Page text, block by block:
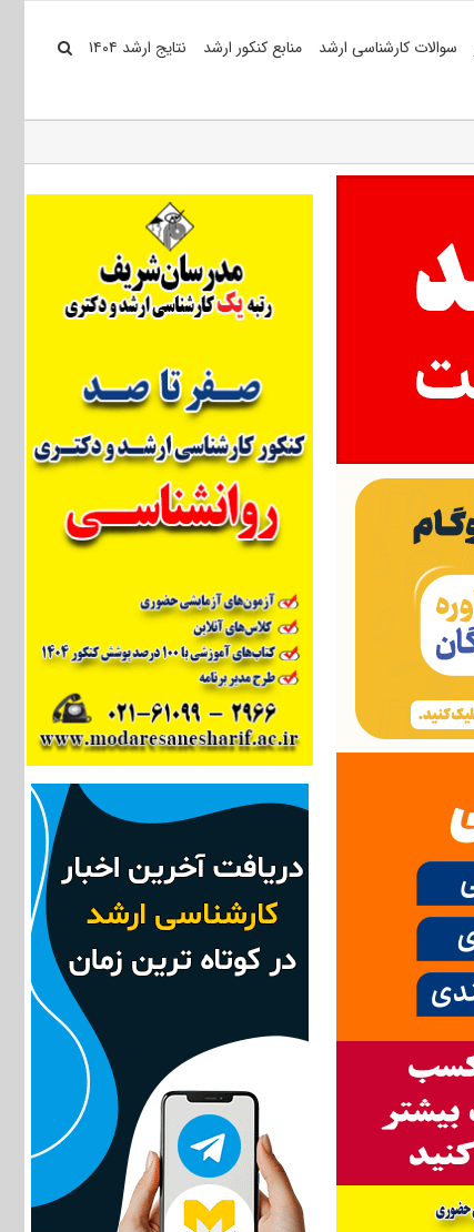
سوالات کارشناسی ارشد منابع کنکور ارشد نتایج ارشد ۱۴۰۴